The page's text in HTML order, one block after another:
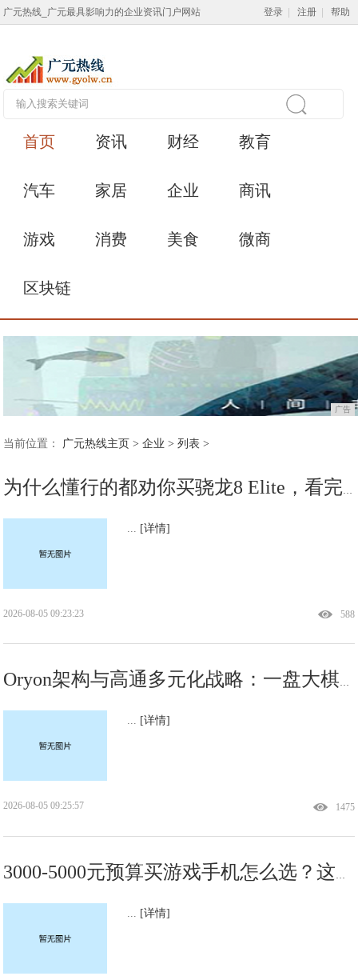
广元热线_广元最具影响力的企业资讯门户网站 登录 注册 帮助
首页 资讯 财经 教育
汽车 家居 企业 商讯
游戏 消费 美食 微商
区块链
广告
当前位置： 广元热线主页 >企业 > 列表 >
为什么懂行的都劝你买骁龙8 Elite，看完这篇就懂了
... [详情]
588
2026-08-05 09:23:23
Oryon架构与高通多元化战略：一盘大棋，不在一人
... [详情]
1475
2026-08-05 09:25:57
[详情]